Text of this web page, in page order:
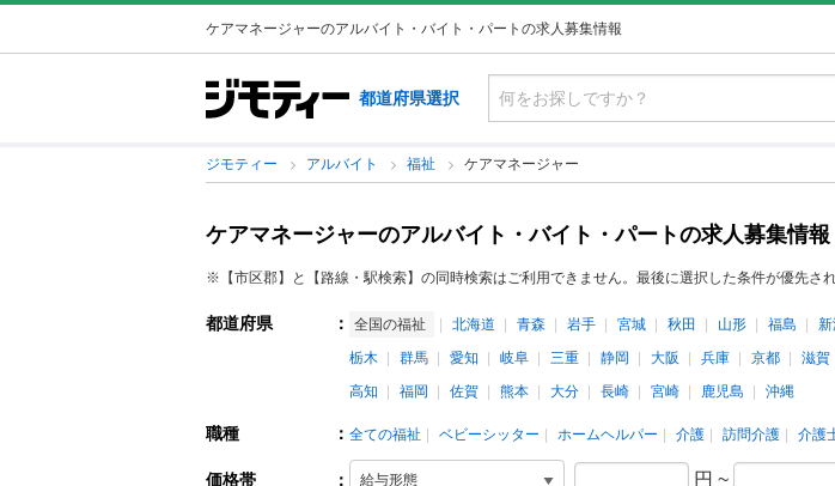
ケアマネージャーのアルバイト・バイト・パートの求人募集情報
都道府県選択
ジモティー アルバイト 福祉 ケアマネージャー
ケアマネージャーのアルバイト・バイト・パートの求人募集情報
※【市区郡】と【路線・駅検索】の同時検索はご利用できません。最後に選択した条件が優先され
都道府県 ： 全国の福祉 北海道 青森 岩手 宮城 秋田 山形 福島
栃木
群馬 愛知 岐阜 三重 静岡 大阪 兵庫 京都 滋賀
高知
福岡 佐賀 熊本 大分 長崎 宮崎 鹿児島 沖縄
職種 ： 全ての福祉 ベビーシッター ホームヘルパー 介護 訪問介護 介護
価格帯 ： 円 ~